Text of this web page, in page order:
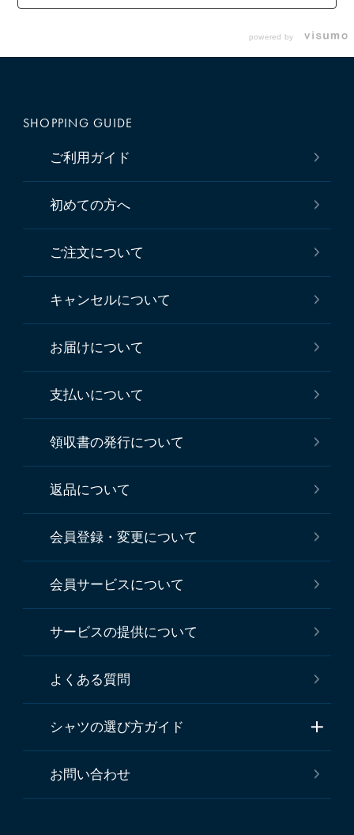
powered by
SHOPPING GUIDE
ご利用ガイド
初めての方へ
ご注文について
キャンセルについて
お届けについて
支払いについて
領収書の発行について
返品について
会員登録・変更について
会員サービスについて
サービスの提供について
よくある質問
シャツの選び方ガイド
お問い合わせ